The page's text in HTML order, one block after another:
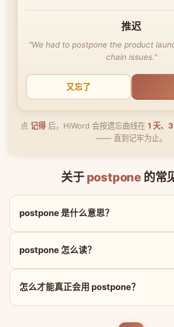
推迟
"We had to postpone the product
chain issues."
又忘了
点 记得后，HiWord 会按遗忘曲线在 1 天、
—— 直到记牢为止。
关于 postpone 的常
postpone 是什么意思？
postpone 怎么读？
怎么才能真正会用 postpone？